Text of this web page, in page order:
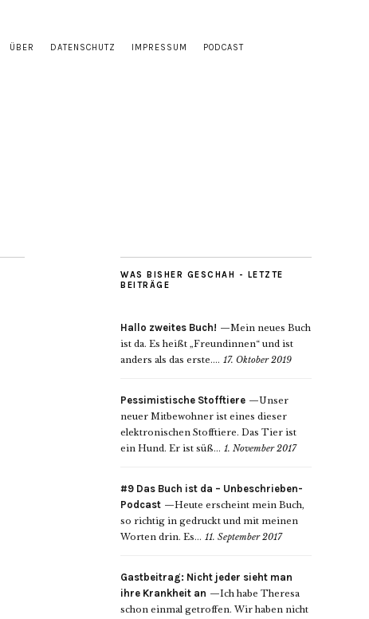
ÜBER DATENSCHUTZ IMPRESSUM PODCAST
WAS BISHER GESCHAH - LETZTE
BEITRÄGE
Hallo zweites Buch!
Mein neues Buch
ist da. Es heißt „Freundinnen“ und ist
anders als das erste.... 17. Oktober 2019
Pessimistische Stofftiere
Unser
neuer Mitbewohner ist eines dieser
elektronischen Stofftiere. Das Tier ist
ein Hund. Er ist süß... 1. November 2017
#9 Das Buch ist da – Unbeschrieben-
Podcast
Heute erscheint mein Buch,
so richtig in gedruckt und mit meinen
Worten drin. Es... 11. September 2017
Gastbeitrag: Nicht jeder sieht man
ihre Krankheit an
Ich habe Theresa
schon einmal getroffen. Wir haben nicht